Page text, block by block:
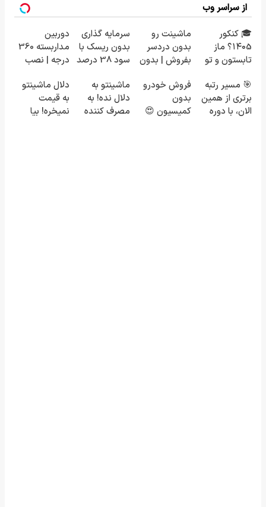
از سراسر وب
🎓 کنکور
۱۴۰5؟ ماز
تابستون و تو
میکنه 🏆
ماشینت رو
بدون دردسر
بفروش | بدون
سرمایه گذاری
بدون ریسک با
سود 38 درصد
دوربین
مداربسته 360
درجه | نصب
🎯 مسیر رتبه
برتری از همین
الان، با دوره
فروش خودرو
بدون
کمیسیون 😍
ماشینتو به
دلال نده! به
مصرف کننده
دلال ماشینتو
به قیمت
نمیخره! بیا